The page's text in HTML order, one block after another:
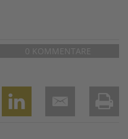
0 KOMMENTARE
LinkedIn
Email